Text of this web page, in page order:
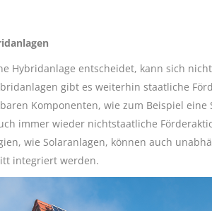
Hybridanlage entscheidet, kann sich
gibt es weiterhin staatliche
Komponenten, wie zum Beispiel
immer wieder nichtstaatliche
wie Solaranlagen, können auch
integriert werden.